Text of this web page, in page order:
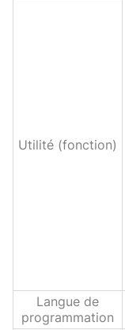
Utilité (fonction)
Langue de
programmation